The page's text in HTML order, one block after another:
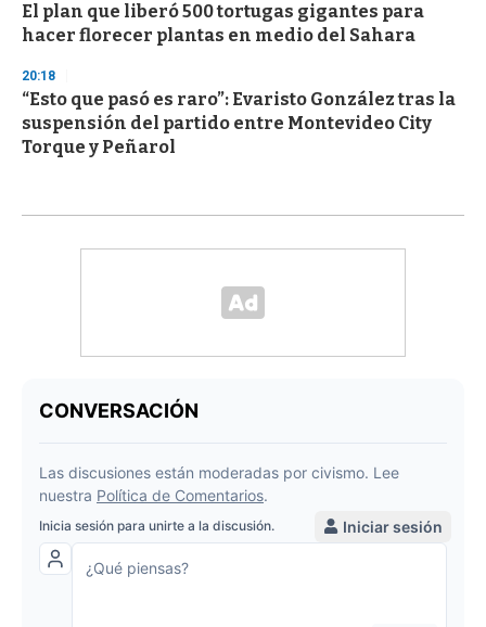
El plan que liberó 500 tortugas gigantes para
hacer florecer plantas en medio del Sahara
20:18
“Esto que pasó es raro”: Evaristo González tras la
suspensión del partido entre Montevideo City
Torque y Peñarol